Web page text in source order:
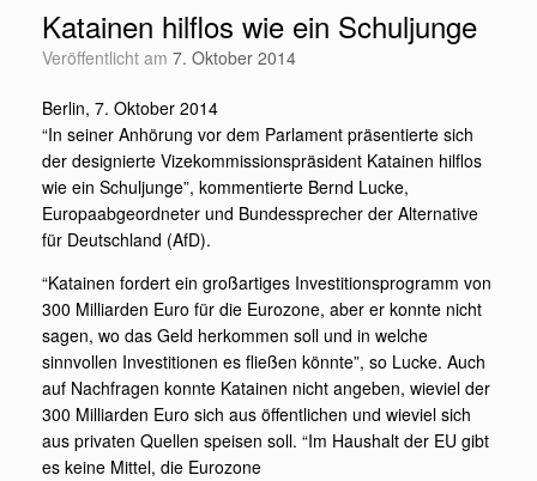
Katainen hilflos wie ein Schuljunge
Veröffentlicht am 7. Oktober 2014
Berlin, 7. Oktober 2014
“In seiner Anhörung vor dem Parlament präsentierte sich
der designierte Vizekommissionspräsident Katainen hilflos
wie ein Schuljunge”, kommentierte Bernd Lucke,
Europaabgeordneter und Bundessprecher der Alternative
für Deutschland (AfD).
“Katainen fordert ein großartiges Investitionsprogramm von
300 Milliarden Euro für die Eurozone, aber er konnte nicht
sagen, wo das Geld herkommen soll und in welche
sinnvollen Investitionen es fließen könnte”, so Lucke. Auch
auf Nachfragen konnte Katainen nicht angeben, wieviel der
300 Milliarden Euro sich aus öffentlichen und wieviel sich
aus privaten Quellen speisen soll. “Im Haushalt der EU gibt
es keine Mittel, die Eurozone